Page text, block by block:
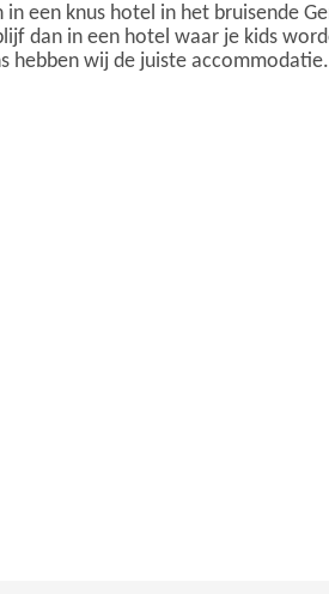
een knus hotel in het bruisende
dan in een hotel waar je kids
wij de juiste